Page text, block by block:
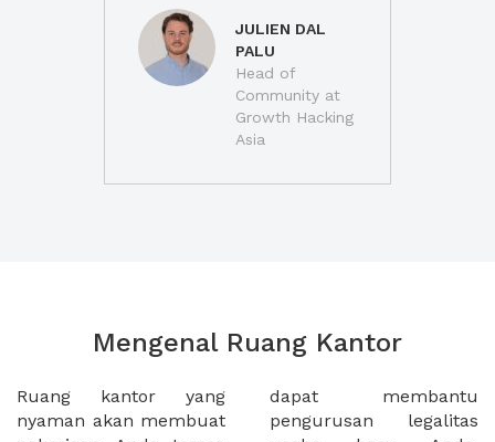
JULIEN DAL
PALU
Head of
Community at
Growth Hacking
Asia
Mengenal Ruang Kantor
Ruang kantor yang
nyaman akan membuat
dapat membantu
pengurusan legalitas